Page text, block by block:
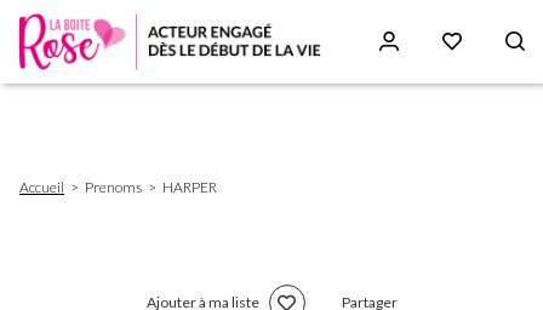
d'Ariane
Accueil Prenoms HARPER
Ajouter à ma liste Partager